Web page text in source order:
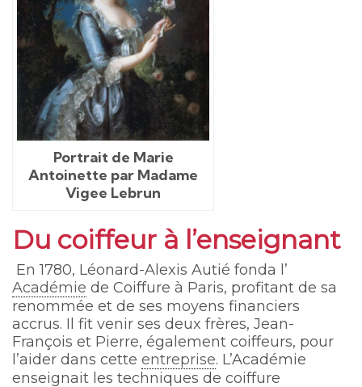
Portrait de Marie
Antoinette par Madame
Vigee Lebrun
Du coiffeur à l’enseignant
En 1780, Léonard-Alexis Autié fonda l’
Académie de Coiffure à Paris, profitant de sa
renommée et de ses moyens financiers
accrus. Il fit venir ses deux frères, Jean-
François et Pierre, également coiffeurs, pour
l’aider dans cette entreprise. L’Académie
enseignait les techniques de coiffure